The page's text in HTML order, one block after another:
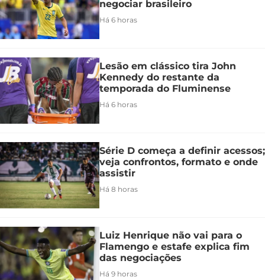
negociar brasileiro
Há 6 horas
Lesão em clássico tira John
Kennedy do restante da
temporada do Fluminense
Há 6 horas
Série D começa a definir acessos;
veja confrontos, formato e onde
assistir
Há 8 horas
Luiz Henrique não vai para o
Flamengo e estafe explica fim
das negociações
Há 9 horas